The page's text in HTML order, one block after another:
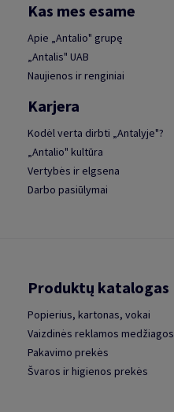
Kas mes esame
Apie „Antalio" grupę
„Antalis" UAB
Naujienos ir renginiai
Karjera
Kodėl verta dirbti „Antalyje"?
„Antalio" kultūra
Vertybės ir elgsena
Darbo pasiūlymai
Produktų katalogas
Popierius, kartonas, vokai
Vaizdinės reklamos medžiagos
Pakavimo prekės
Švaros ir higienos prekės